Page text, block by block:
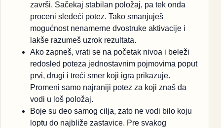
završi. Sačekaj stabilan položaj, pa tek onda
proceni sledeći potez. Tako smanjuješ
mogućnost nenamerne dvostruke aktivacije i
lakše razumeš uzrok rezultata.
Ako zapneš, vrati se na početak nivoa i beleži
redosled poteza jednostavnim pojmovima poput
prvi, drugi i treći smer koji igra prikazuje.
Promeni samo najraniji potez za koji znaš da
vodi u loš položaj.
Boje su deo samog cilja, zato ne vodi bilo koju
loptu do najbliže zastavice. Pre svakog